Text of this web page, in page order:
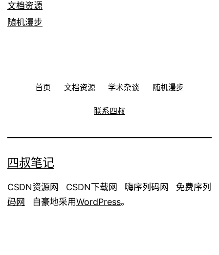
文档资源
随机漫步
首页 文档资源 学术杂谈 随机漫步
联系四叔
四叔笔记
CSDN资源网 CSDN下载网 嗨序列码网
免费序列
码网 自豪地采用WordPress。